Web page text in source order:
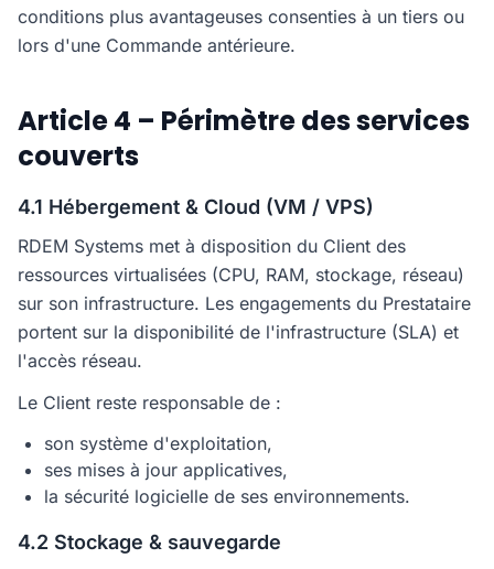
conditions plus avantageuses consenties à un tiers ou
lors d'une Commande antérieure.
Article 4 – Périmètre des services
couverts
4.1 Hébergement & Cloud (VM / VPS)
RDEM Systems met à disposition du Client des
ressources virtualisées (CPU, RAM, stockage, réseau)
sur son infrastructure. Les engagements du Prestataire
portent sur la disponibilité de l'infrastructure (SLA) et
l'accès réseau.
Le Client reste responsable de :
son système d'exploitation,
ses mises à jour applicatives,
la sécurité logicielle de ses environnements.
4.2 Stockage & sauvegarde